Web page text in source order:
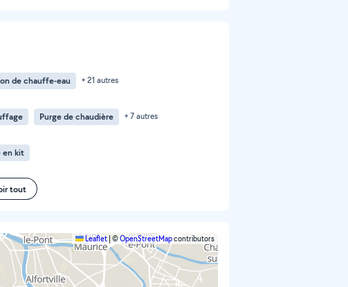
de chauffe-eau + 21 autres
Purge de chaudière + 7 autres
en kit
tout
Leaflet |©OpenStreetMapcontributors